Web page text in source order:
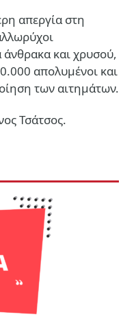
απεργία στη
άνθρακα και χρυσού,
απολυμένοι και
των αιτημάτων.
Τσάτσος.